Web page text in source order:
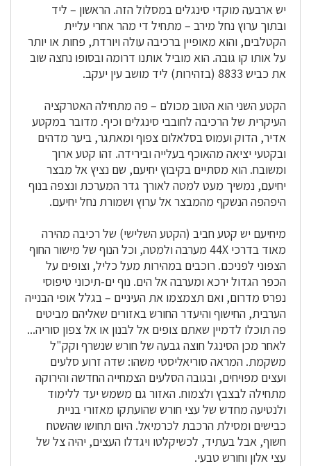
יש ארבעה מוקדי סינגלים במסלול הזה. הראשון – ליד
ובתוך ערוץ נחל מירב – מתחיל די מהר אחרי עליית
הקטלבים, והוא מאופיין ברכיבה עולה ויורדת, פחות או יותר
על אותו קו גובה. הוא מוביל אותנו דרומה ובסופו נחצה שוב
את כביש 8833 (בזהירות) ליד מושב עין יעקב.
הקטע השני הוא הטוב מכולם – פה מתחילה האטרקציה
העיקרית של הרכיבה לחובבי סינגלים וכיף. מדובר במקטע
אדיר, הדוק ועמוס בסלאלום צפוף ומאתגר, ביער מדהים
ובקטעי יציאה מהאוכף בעלייה ובירידה. זהו קטע ארוך
ומשובח. הוא מסתיים בקיבוץ יחיעם, שם נציץ אל מבצר
יחיעם, נמשיך מעט למטה לאורך גדר המערכת ונצפה בנוף
היפהפה הנשקף מהמבצר אל ערוץ ושמורת נחל יחיעם.
מיחיעם יש קטע חביב (הקטע השלישי) של רכיבה מהירה
מאוד בדרכי 44X מערבה ולמטה, וכל הנוף של מישור החוף
הצפוני לפניכם. רוכבים במהירות מעל כליל, וצופים על
הכפר הגדול ירכא ומערבה אל הים. נוף ים-תיכוני טיפוסי
נפרס מדרום, ואם תצמצמו את העיניים – בגלל אופי הבנייה
הערבית, החישוף והיעדר החורש באזורים שאליהם מביטים
פה תוכלו לדמיין שאתם צופים אל לבנון או אל צפון סוריה...
לאחר מכן הסינגל חוצה גבעה של חורש שנשרף וקק"ל
משקמת. המראה סוריאליסטי משהו: שדה זרוע סלעים
ועצים מפויחים, ובגובה הסלעים הצמחייה החדשה והירוקה
מתחילה לבצבץ ולצמוח. האזור גם משמש יעד ללימוד
ולנטיעה מחדש של עצי חורש שהועתקו מאזורי בניית
כבישים ומסילת הרכבת לכרמיאל. היום תחושו שהשטח
חשוף, אבל בעתיד, לכשיקלטו ויגדלו העצים, יהיה צל של
עצי אלון וחורש טבעי.